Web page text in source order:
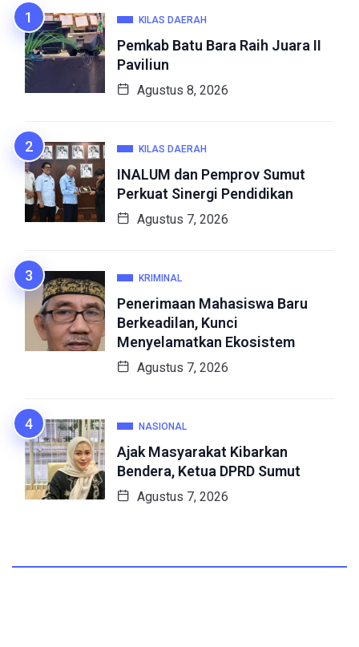
KILAS DAERAH
Pemkab Batu Bara Raih Juara II
Paviliun
Agustus 8, 2026
KILAS DAERAH
INALUM dan Pemprov Sumut
Perkuat Sinergi Pendidikan
Agustus 7, 2026
KRIMINAL
Penerimaan Mahasiswa Baru
Berkeadilan, Kunci
Menyelamatkan Ekosistem
Agustus 7, 2026
NASIONAL
Ajak Masyarakat Kibarkan
Bendera, Ketua DPRD Sumut
Agustus 7, 2026